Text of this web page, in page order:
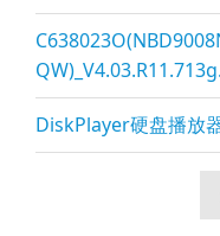
DiskPlayer硬盘播放